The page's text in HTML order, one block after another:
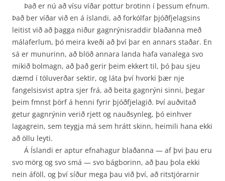
Það er nú að vísu víðar pottur brotinn í þessum efnum.
Það ber víðar við en á íslandi, að forkólfar þjóðfjelagsins
leitist við að þagga niður gagnrýnisraddir blaðanna með
málaferlum, þó meira kveði að því þar en annars staðar. En
sá er munurinn, að blöð annara landa hafa vanalega svo
mikið bolmagn, að það gerir þeim ekkert til, þó þau sjeu
dæmd í töluverðar sektir, og láta því hvorki þær nje
fangelsisvist aptra sjer frá, að beita gagnrýni sinni, þegar
þeim fmnst þörf á henni fyrir þjóðfjelagið. Því auðvitað
getur gagnrýnin verið rjett og nauðsynleg, þó einhver
lagagrein, sem teygja má sem hrátt skinn, heimili hana ekki
að öllu leyti.
Á Íslandi er aptur efnahagur blaðanna — af þvi þau eru
svo mörg og svo smá — svo bág­borinn, að þau þola ekki
nein áföll, og því síður mega þau við því, að ritstjórarnir